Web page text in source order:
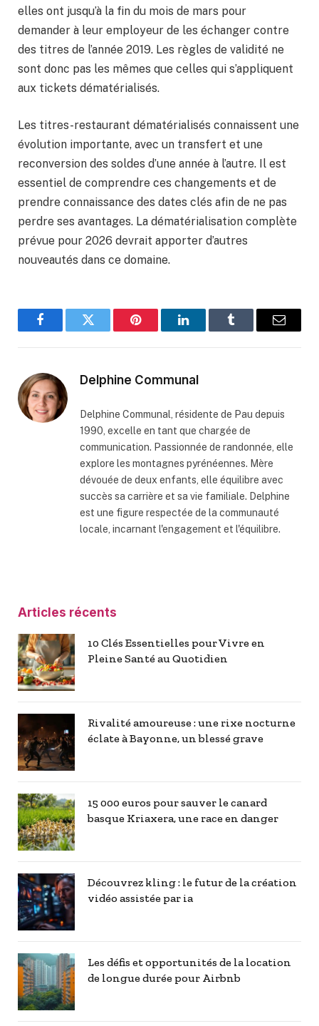
elles ont jusqu’à la fin du mois de mars pour
demander à leur employeur de les échanger contre
des titres de l’année 2019. Les règles de validité ne
sont donc pas les mêmes que celles qui s’appliquent
aux tickets dématérialisés.
Les titres-restaurant dématérialisés connaissent une
évolution importante, avec un transfert et une
reconversion des soldes d’une année à l’autre. Il est
essentiel de comprendre ces changements et de
prendre connaissance des dates clés afin de ne pas
perdre ses avantages. La dématérialisation complète
prévue pour 2026 devrait apporter d’autres
nouveautés dans ce domaine.
FacebookTwitter Pinterest LinkedInTumblr Email
Delphine Communal
Delphine Communal, résidente de Pau depuis
1990, excelle en tant que chargée de
communication. Passionnée de randonnée, elle
explore les montagnes pyrénéennes. Mère
dévouée de deux enfants, elle équilibre avec
succès sa carrière et sa vie familiale. Delphine
est une figure respectée de la communauté
locale, incarnant l'engagement et l'équilibre.
Articles récents
10 Clés Essentielles pour Vivre en
Pleine Santé au Quotidien
Rivalité amoureuse : une rixe nocturne
éclate à Bayonne, un blessé grave
15 000 euros pour sauver le canard
basque Kriaxera, une race en danger
Découvrez kling : le futur de la création
vidéo assistée par ia
Les défis et opportunités de la location
de longue durée pour Airbnb